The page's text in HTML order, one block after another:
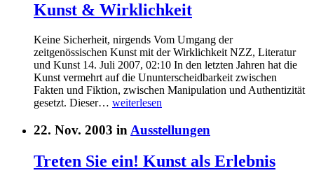
Kunst & Wirklichkeit
Keine Sicherheit, nirgends Vom Umgang der
zeitgenössischen Kunst mit der Wirklichkeit NZZ, Literatur
und Kunst 14. Juli 2007, 02:10 In den letzten Jahren hat die
Kunst vermehrt auf die Ununterscheidbarkeit zwischen
Fakten und Fiktion, zwischen Manipulation und Authentizität
gesetzt. Dieser… weiterlesen
22. Nov. 2003 in Ausstellungen
Treten Sie ein! Kunst als Erlebnis